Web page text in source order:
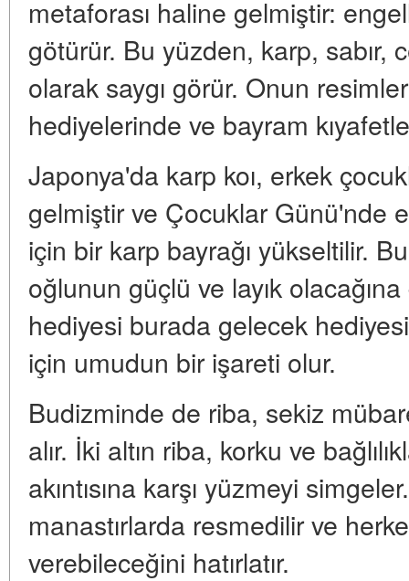
metaforası haline gelmiştir:
götürür. Bu yüzden, karp, sabır,
olarak saygı görür. Onun
hediyelerinde ve bayram
Japonya'da karp koı, erkek
gelmiştir ve Çocuklar Günü'nde
için bir karp bayrağı yükseltilir.
oğlunun güçlü ve layık
hediyesi burada gelecek
için umudun bir işareti olur.
Budizminde de riba, sekiz
alır. İki altın riba, korku ve
akıntısına karşı yüzmeyi
manastırlarda resmedilir ve
verebileceğini hatırlatır.